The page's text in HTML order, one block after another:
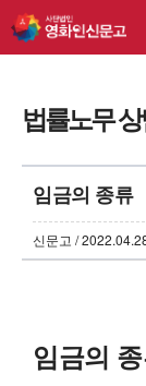
법률노무
임금의 종류
신문고 /
임금의